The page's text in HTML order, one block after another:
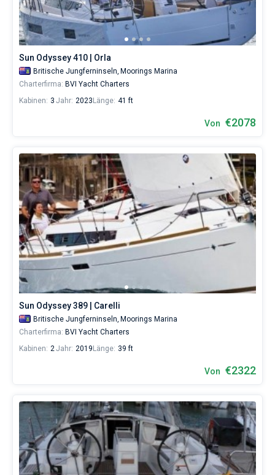
Sun Odyssey 410 | Orla
Britische Jungferninseln, Moorings Marina
Charterfirma: BVI Yacht Charters
Kabinen: 3 Jahr: 2023 Länge: 41 ft
Von €2078
Sun Odyssey 389 | Carelli
Britische Jungferninseln, Moorings Marina
Charterfirma: BVI Yacht Charters
Kabinen: 2Jahr: 2019 Länge: 39 ft
Von €2322